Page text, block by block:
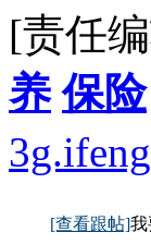
[责任
养 保险
[查看跟帖]我